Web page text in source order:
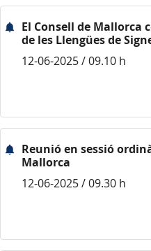
El Consell de Mallorca
de les Llengües de
12-06-2025 / 09.10 h
Reunió en sessió
Mallorca
12-06-2025 / 09.30 h